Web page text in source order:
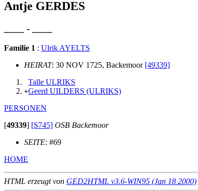
Antje GERDES
____ - ____
Familie 1 : Ulrik AYELTS
HEIRAT: 30 NOV 1725, Backemoor [49339]
Talle ULRIKS
+Geerd UILDERS (ULRIKS)
PERSONEN
[49339] [S745] OSB Backemoor
SEITE: #69
HOME
HTML erzeugt von GED2HTML v3.6-WIN95 (Jan 18 2000)